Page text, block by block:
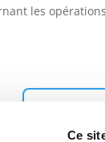
Ce
les